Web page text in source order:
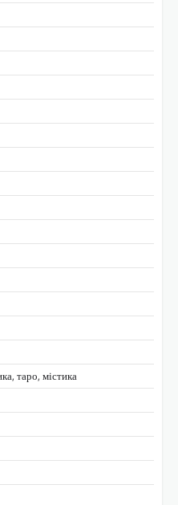
таро, містика